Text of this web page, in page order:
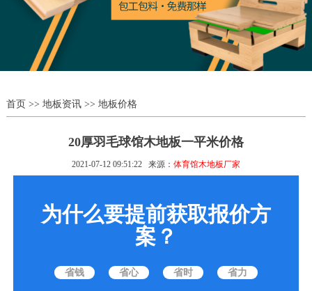
首页>> 地板资讯>> 地板价格
20厚羽毛球馆木地板一平米价格
2021-07-12 09:51:22 来源： 体育馆木地板厂家
为什么要提前获取报价方
案？
省钱 省心 省时 省力